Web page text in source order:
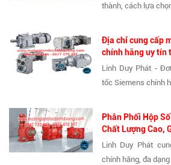
thành, cách lựa chọn
Địa chỉ cung cấp
chính hãng uy tín
Linh Duy Phát -
tốc Siemens chính
Phân Phối Hộp
Chất Lượng Cao,
Linh Duy Phát
chính hãng, đa dạng